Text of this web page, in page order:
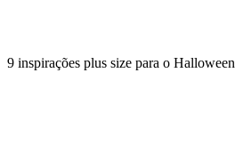
9 inspirações plus size para o Halloween